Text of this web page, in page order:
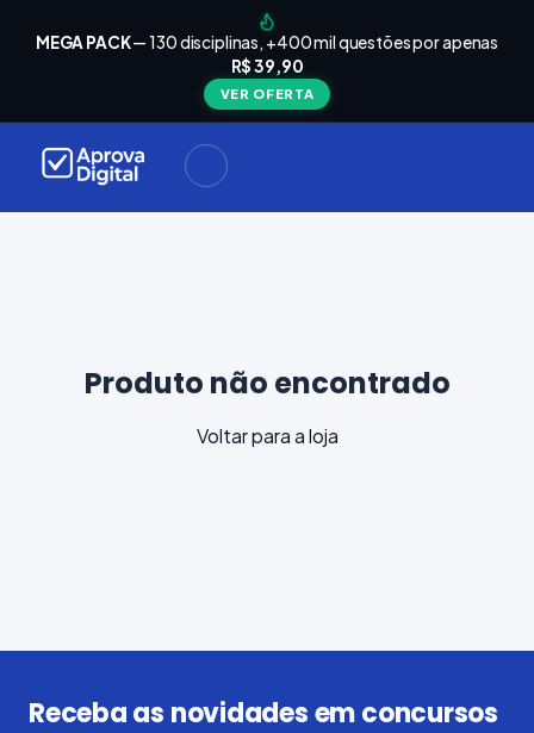
MEGA PACK— 130 disciplinas, +400 mil questões por apenas
R$ 39,90
VER OFERTA
Produto não encontrado
Voltar para a loja
Receba as novidades em concursos
Seu
loja e